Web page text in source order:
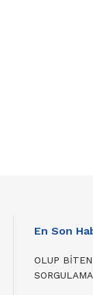
En Son
OLUP